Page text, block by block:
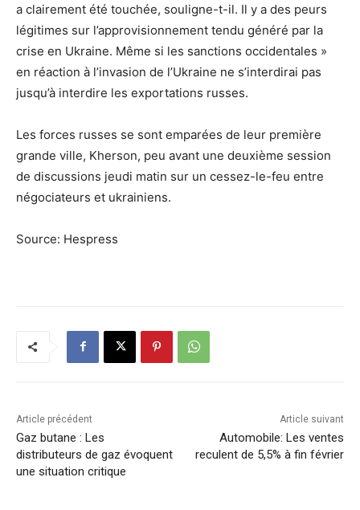
a clairement été touchée, souligne-t-il. Il y a des peurs
légitimes sur l’approvisionnement tendu généré par la
crise en Ukraine. Même si les sanctions occidentales »
en réaction à l’invasion de l’Ukraine ne s’interdirai pas
jusqu’à interdire les exportations russes.
Les forces russes se sont emparées de leur première
grande ville, Kherson, peu avant une deuxième session
de discussions jeudi matin sur un cessez-le-feu entre
négociateurs et ukrainiens.
Source: Hespress
Article précédent
Gaz butane : Les
distributeurs de gaz évoquent
une situation critique
Article suivant
Automobile: Les ventes
reculent de 5,5% à fin février